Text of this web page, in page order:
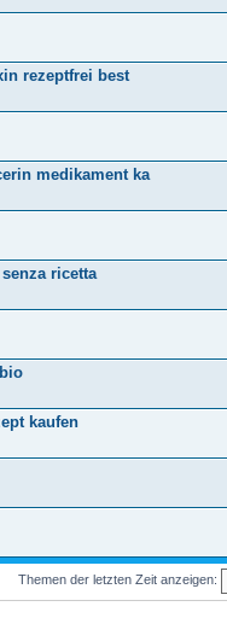
rezeptfrei best
medikament ka
ricetta
kaufen
Themen der letzten Zeit anzeigen: